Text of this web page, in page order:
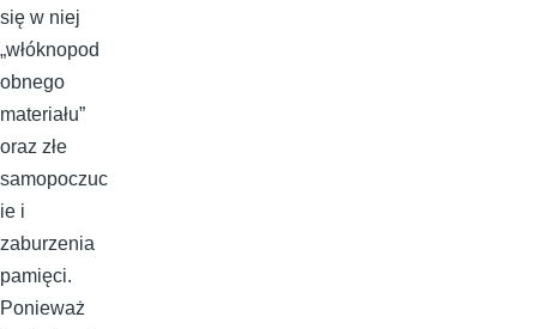
się w niej
„włóknopod
obnego
materiału”
oraz złe
samopoczuc
ie i
zaburzenia
pamięci.
Ponieważ